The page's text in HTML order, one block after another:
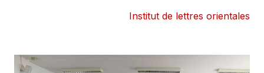
Institut de lettres orientales